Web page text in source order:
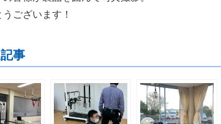
ございます！
事